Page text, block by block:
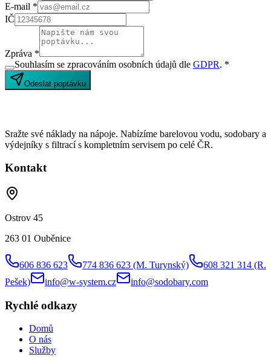
E-mail *
IČ
Zpráva *
Souhlasím se zpracováním osobních údajů dle GDPR. *
Odeslat poptávku
Sražte své náklady na nápoje. Nabízíme barelovou vodu, sodobary a
výdejníky s filtrací s kompletním servisem po celé ČR.
Kontakt
Ostrov 45
263 01 Ouběnice
606 836 623 774 836 623 (M. Turynský) 608 321 314 (R.
Pešek)
info@w-system.cz info@sodobary.com
Rychlé odkazy
Domů
O nás
Služby